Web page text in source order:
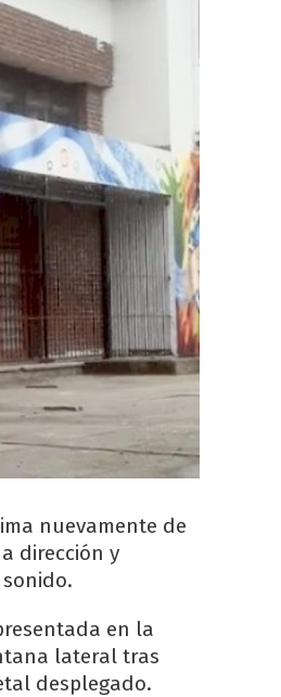
nuevamente de
dirección y
en la
lateral tras
desplegado.